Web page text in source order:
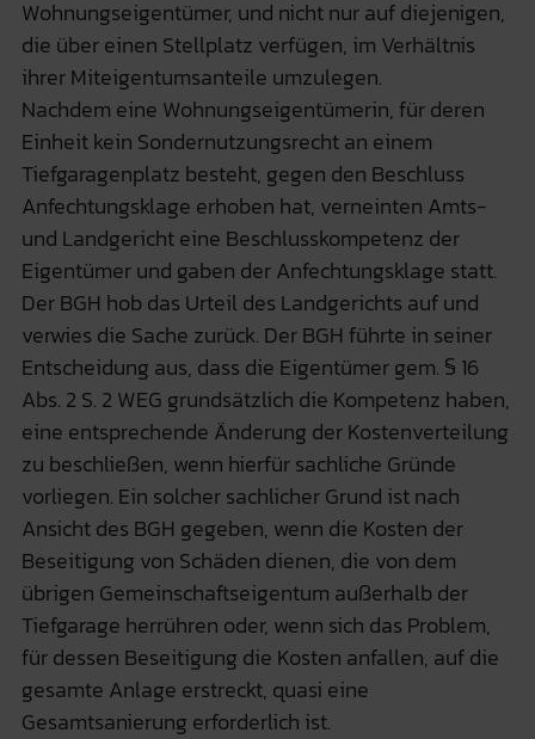
Wohnungseigentümer, und nicht nur auf diejenigen,
die über einen Stellplatz verfügen, im Verhältnis
ihrer Miteigentumsanteile umzulegen.
Nachdem eine Wohnungseigentümerin, für deren
Einheit kein Sondernutzungsrecht an einem
Tiefgaragenplatz besteht, gegen den Beschluss
Anfechtungsklage erhoben hat, verneinten Amts-
und Landgericht eine Beschlusskompetenz der
Eigentümer und gaben der Anfechtungsklage statt.
Der BGH hob das Urteil des Landgerichts auf und
verwies die Sache zurück. Der BGH führte in seiner
Entscheidung aus, dass die Eigentümer gem. § 16
Abs. 2 S. 2 WEG grundsätzlich die Kompetenz haben,
eine entsprechende Änderung der Kostenverteilung
zu beschließen, wenn hierfür sachliche Gründe
vorliegen. Ein solcher sachlicher Grund ist nach
Ansicht des BGH gegeben, wenn die Kosten der
Beseitigung von Schäden dienen, die von dem
übrigen Gemeinschaftseigentum außerhalb der
Tiefgarage herrühren oder, wenn sich das Problem,
für dessen Beseitigung die Kosten anfallen, auf die
gesamte Anlage erstreckt, quasi eine
Gesamtsanierung erforderlich ist.